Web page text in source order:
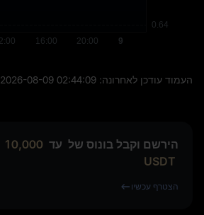
העמוד עודכן לאחרונה: 2026-08-09 02:44:09
הירשם וקבל בונוס של עד 10,000
USDT
הצטרף עכשיו